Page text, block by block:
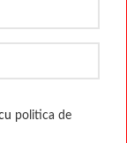
politica de